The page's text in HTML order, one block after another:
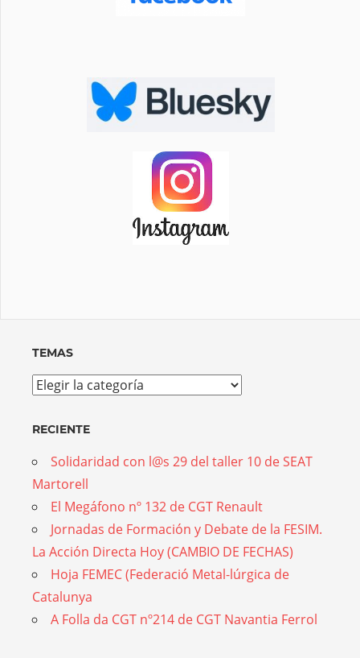
TEMAS
Temas
RECIENTE
Solidaridad con l@s 29 del taller 10 de SEAT
Martorell
El Megáfono nº 132 de CGT Renault
Jornadas de Formación y Debate de la FESIM.
La Acción Directa Hoy (CAMBIO DE FECHAS)
Hoja FEMEC (Federació Metal-lúrgica de
Catalunya
A Folla da CGT nº214 de CGT Navantia Ferrol